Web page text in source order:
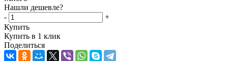
Нашли дешевле?
-
+
Купить
Купить в 1 клик
Поделиться